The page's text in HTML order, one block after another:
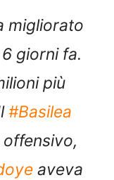
migliorato
giorni fa.
più
#Basilea
offensivo,
aveva